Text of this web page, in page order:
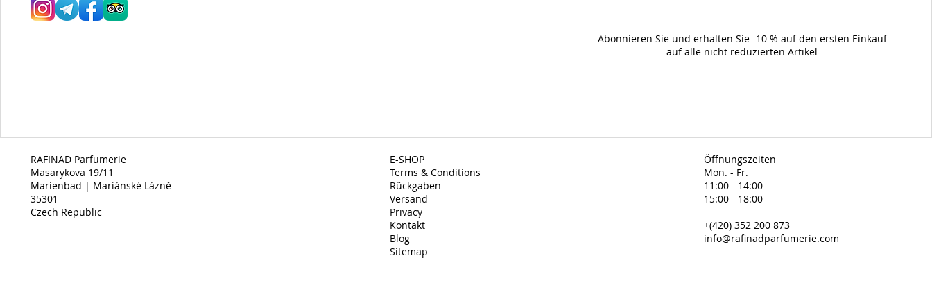
Abonnieren Sie und erhalten Sie -10 % auf den ersten Einkauf
auf alle nicht reduzierten Artikel
RAFINAD Parfumerie
Masarykova 19/11
Marienbad | Mariánské Lázně
35301
Czech Republic
E-SHOP
Terms & Conditions
Rückgaben
Versand
Privacy
Kontakt
Blog
Sitemap
Öffnungszeiten
Mon. - Fr.
11:00 - 14:00
15:00 - 18:00
+(420) 352 200 873
info@rafinadparfumerie.com